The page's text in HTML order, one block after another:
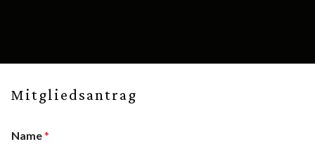
Mitgliedsantrag
Name*